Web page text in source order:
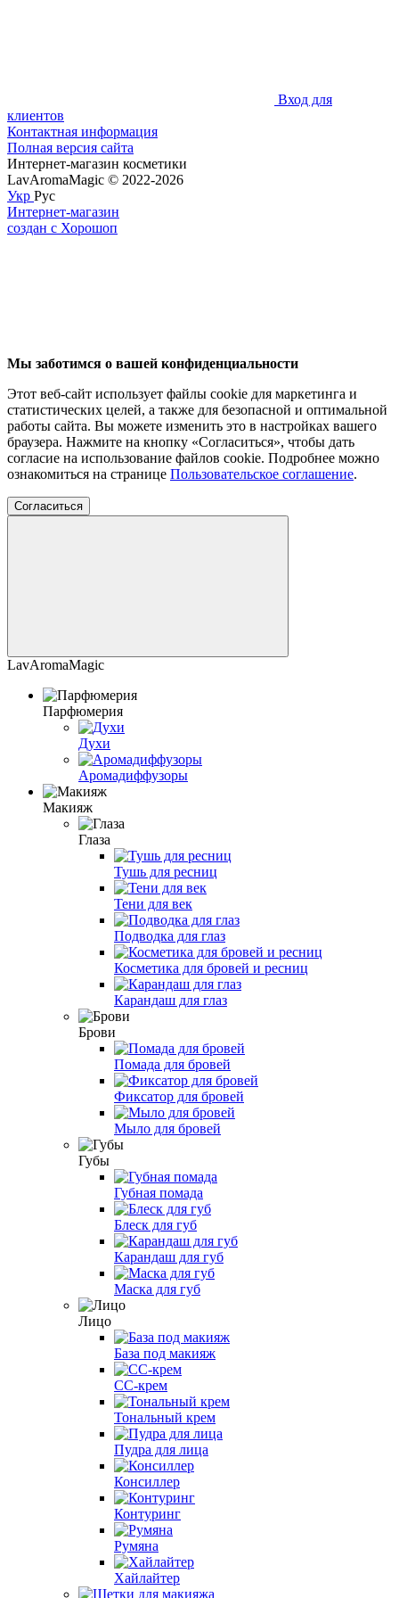
Вход для
клиентов
Контактная информация
Полная версия сайта
Интернет-магазин косметики
LavAromaMagic © 2022-2026
Укр Рус
Интернет-магазин
создан с Хорошоп
Мы заботимся о вашей конфиденциальности
Этот веб-сайт использует файлы cookie для маркетинга и
статистических целей, а также для безопасной и оптимальной
работы сайта. Вы можете изменить это в настройках вашего
браузера. Нажмите на кнопку «Согласиться», чтобы дать
согласие на использование файлов cookie. Подробнее можно
ознакомиться на странице Пользовательское соглашение.
Согласиться
LavAromaMagic
Парфюмерия
Духи
Аромадиффузоры
Макияж
Глаза
Тушь для ресниц
Тени для век
Подводка для глаз
Косметика для бровей и ресниц
Карандаш для глаз
Брови
Помада для бровей
Фиксатор для бровей
Мыло для бровей
Губы
Губная помада
Блеск для губ
Карандаш для губ
Маска для губ
Лицо
База под макияж
CC-крем
Тональный крем
Пудра для лица
Консиллер
Контуринг
Румяна
Хайлайтер